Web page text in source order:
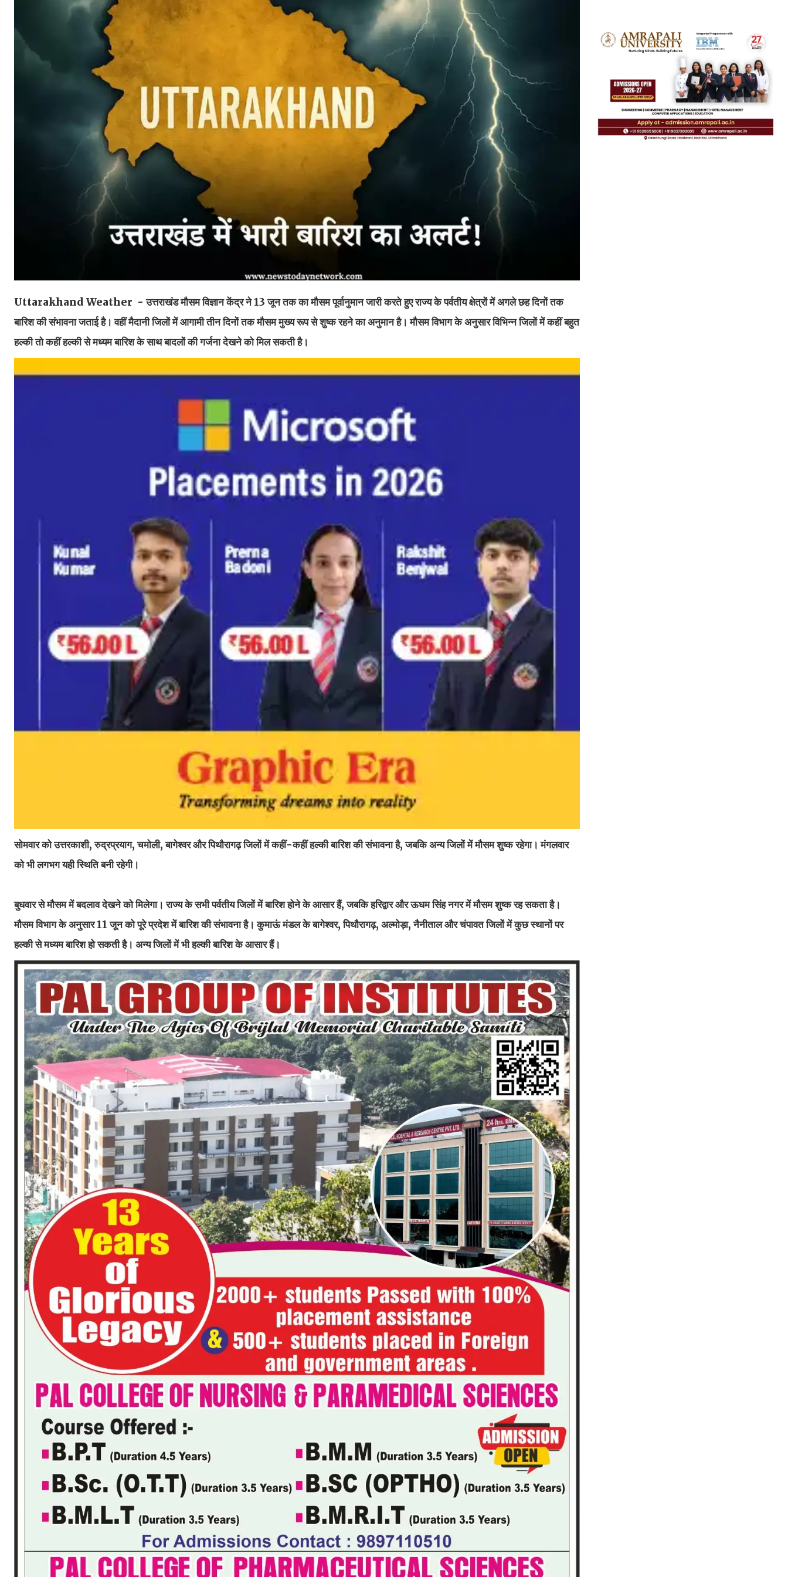
Uttarakhand Weather - उत्तराखंड मौसम विज्ञान केंद्र ने 13 जून तक का मौसम पूर्वानुमान जारी करते हुए राज्य के पर्वतीय क्षेत्रों में अगले छह दिनों तक
बारिश की संभावना जताई है। वहीं मैदानी जिलों में आगामी तीन दिनों तक मौसम मुख्य रूप से शुष्क रहने का अनुमान है। मौसम विभाग के अनुसार विभिन्न जिलों में कहीं बहुत
हल्की तो कहीं हल्की से मध्यम बारिश के साथ बादलों की गर्जना देखने को मिल सकती है।
सोमवार को उत्तरकाशी, रुद्रप्रयाग, चमोली, बागेश्वर और पिथौरागढ़ जिलों में कहीं-कहीं हल्की बारिश की संभावना है, जबकि अन्य जिलों में मौसम शुष्क रहेगा। मंगलवार
को भी लगभग यही स्थिति बनी रहेगी।
बुधवार से मौसम में बदलाव देखने को मिलेगा। राज्य के सभी पर्वतीय जिलों में बारिश होने के आसार हैं, जबकि हरिद्वार और ऊधम सिंह नगर में मौसम शुष्क रह सकता है।
मौसम विभाग के अनुसार 11 जून को पूरे प्रदेश में बारिश की संभावना है। कुमाऊं मंडल के बागेश्वर, पिथौरागढ़, अल्मोड़ा, नैनीताल और चंपावत जिलों में कुछ स्थानों पर
हल्की से मध्यम बारिश हो सकती है। अन्य जिलों में भी हल्की बारिश के आसार हैं।